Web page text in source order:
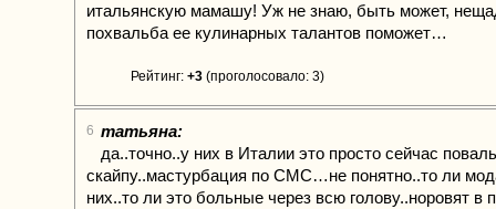
итальянскую мамашу! Уж не знаю, быть может,
похвальба ее кулинарных талантов поможет…
Рейтинг: +3 (проголосовало: 3)
6 татьяна:
да..точно..у них в Италии это просто сейчас
скайпу..мастурбация по СМС…не понятно..то ли
них..то ли это больные через всю голову..норовят в